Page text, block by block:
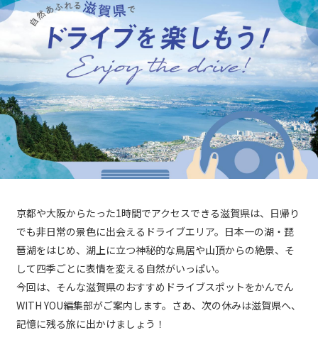
京都や大阪からたった1時間でアクセスできる滋賀県は、日帰り
でも非日常の景色に出会えるドライブエリア。日本一の湖・琵
琶湖をはじめ、湖上に立つ神秘的な鳥居や山頂からの絶景、そ
して四季ごとに表情を変える自然がいっぱい。
今回は、そんな滋賀県のおすすめドライブスポットをかんでん
WITH YOU編集部がご案内します。さあ、次の休みは滋賀県へ、
記憶に残る旅に出かけましょう！